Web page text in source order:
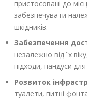
пристосовані до
забезпечувати
шкідників.
Забезпечення
незалежно від їх
підходи, пандуси для
Розвиток
туалети, питні